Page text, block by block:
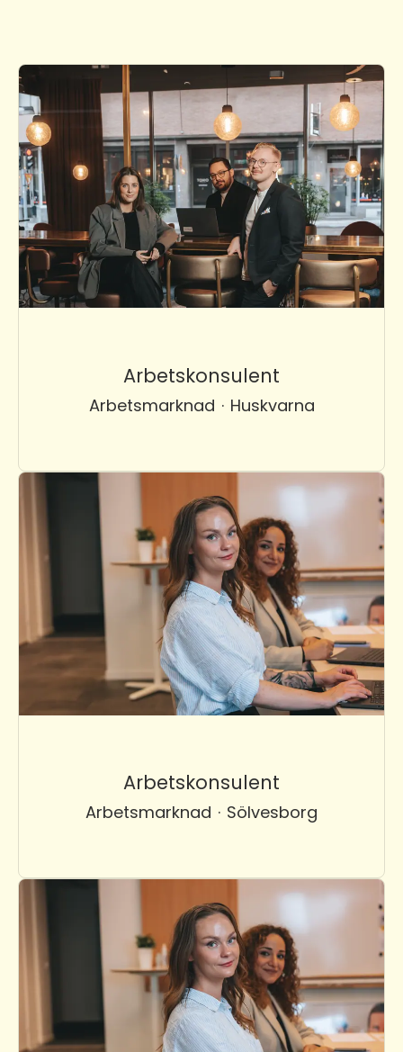
Arbetskonsulent
Arbetsmarknad · Huskvarna
Arbetskonsulent
Arbetsmarknad · Sölvesborg